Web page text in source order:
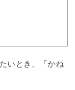
いとき、「かね